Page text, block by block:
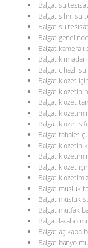
Balgat su
Balgat sıhhi su
Balgat su
Balgat
Balgat kameralı
Balgat
Balgat cihazlı
Balgat klozet
Balgat klozetin
Balgat klozet
Balgat
Balgat klozet
Balgat tahalet
Balgat klozetin
Balgat
Balgat klozet
Balgat
Balgat musluk
Balgat musluk
Balgat mutfak
Balgat lavabo
Balgat aç kapa
Balgat banyo